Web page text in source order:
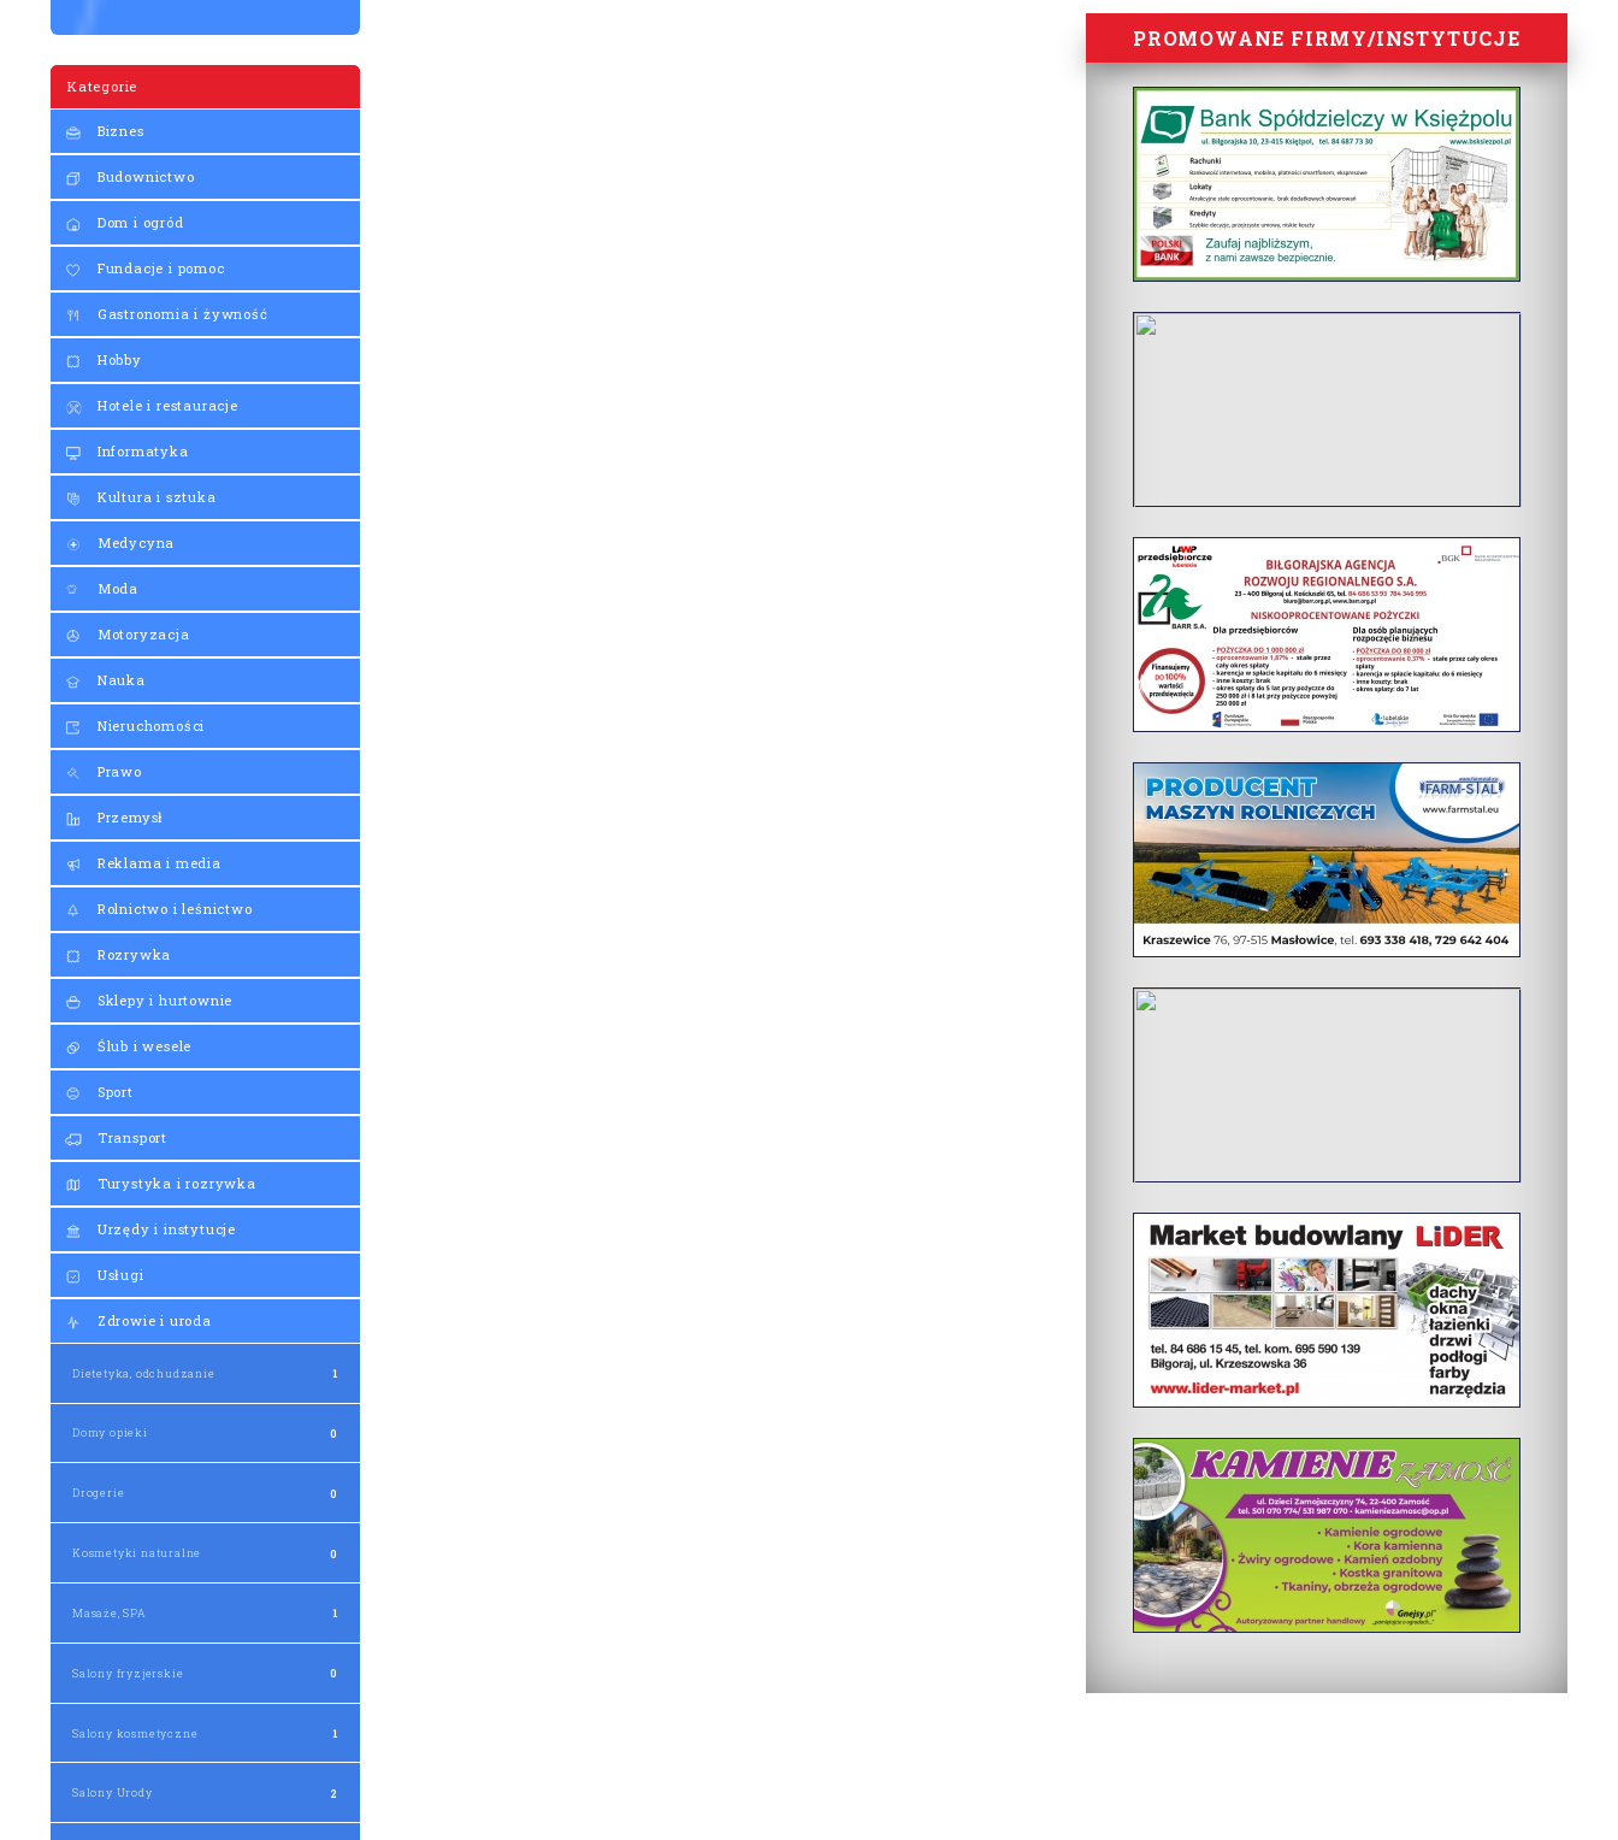
Kategorie
Biznes
Budownictwo
Dom i ogród
Fundacje i pomoc
Gastronomia i żywność
Hobby
Hotele i restauracje
Informatyka
Kultura i sztuka
Medycyna
Moda
Motoryzacja
Nauka
Nieruchomości
Prawo
Przemysł
Reklama i media
Rolnictwo i leśnictwo
Rozrywka
Sklepy i hurtownie
Ślub i wesele
Sport
Transport
Turystyka i rozrywka
Urzędy i instytucje
Usługi
Zdrowie i uroda
Dietetyka, odchudzanie 1
Domy opieki 0
Drogerie 0
Kosmetyki naturalne 0
Masaże, SPA 1
Salony fryzjerskie 0
Salony kosmetyczne 1
Salony Urody 2
PROMOWANE FIRMY/INSTYTUCJE